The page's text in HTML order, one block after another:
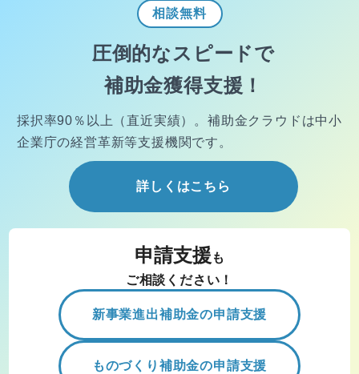
相談無料
圧倒的なスピードで
補助金獲得支援！
採択率90％以上（直近実績）。 補助金クラウドは中小
企業庁の経営革新等支援機関です。
詳しくはこちら
申請支援 も
ご相談ください！
新事業進出補助金の申請支援
ものづくり補助金の申請支援